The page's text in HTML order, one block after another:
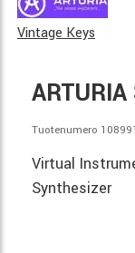
Vintage Keys
Tuotenumero
Virtual
Synthesizer